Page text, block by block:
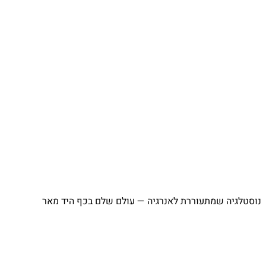
שמתעוררת לאנרגיה — עולם שלם בכף היד מאר